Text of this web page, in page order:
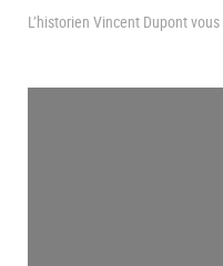
L’historien Vincent Dupont